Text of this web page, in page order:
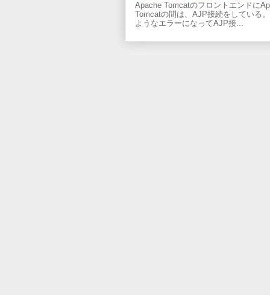
Apache Tomcatのフロントエンドに
Tomcatの間は、AJP接続をしている
ようなエラーになってAJP接...